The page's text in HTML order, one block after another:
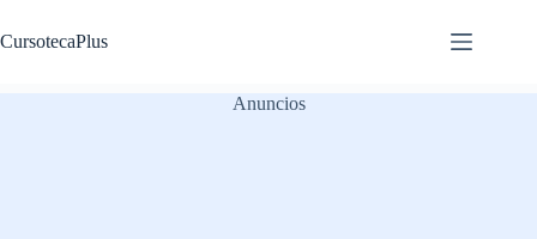
al
contenido
CursotecaPlus
Anuncios